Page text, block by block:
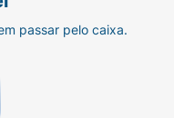
passar pelo caixa.